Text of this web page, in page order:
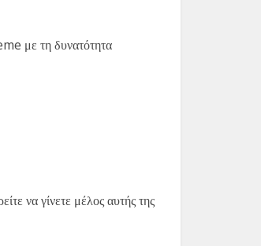
με τη δυνατότητα
να γίνετε μέλος αυτής της